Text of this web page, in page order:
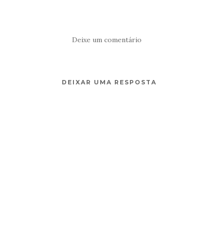
Deixe um comentário
DEIXAR UMA RESPOSTA